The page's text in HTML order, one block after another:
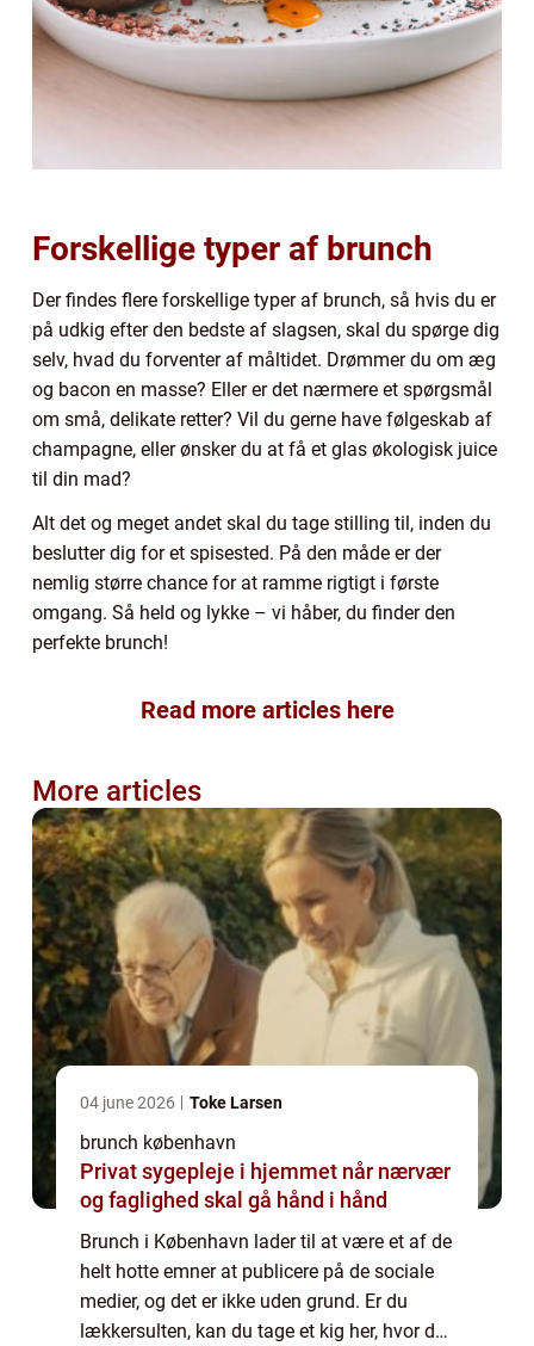
Forskellige typer af brunch
Der findes flere forskellige typer af brunch, så hvis du er
på udkig efter den bedste af slagsen, skal du spørge dig
selv, hvad du forventer af måltidet. Drømmer du om æg
og bacon en masse? Eller er det nærmere et spørgsmål
om små, delikate retter? Vil du gerne have følgeskab af
champagne, eller ønsker du at få et glas økologisk juice
til din mad?
Alt det og meget andet skal du tage stilling til, inden du
beslutter dig for et spisested. På den måde er der
nemlig større chance for at ramme rigtigt i første
omgang. Så held og lykke – vi håber, du finder den
perfekte brunch!
Read more articles here
More articles
04 june 2026 Toke Larsen
brunch københavn
Privat sygepleje i hjemmet når nærvær
og faglighed skal gå hånd i hånd
Brunch i København lader til at være et af de
helt hotte emner at publicere på de sociale
medier, og det er ikke uden grund. Er du
lækkersulten, kan du tage et kig her, hvor du